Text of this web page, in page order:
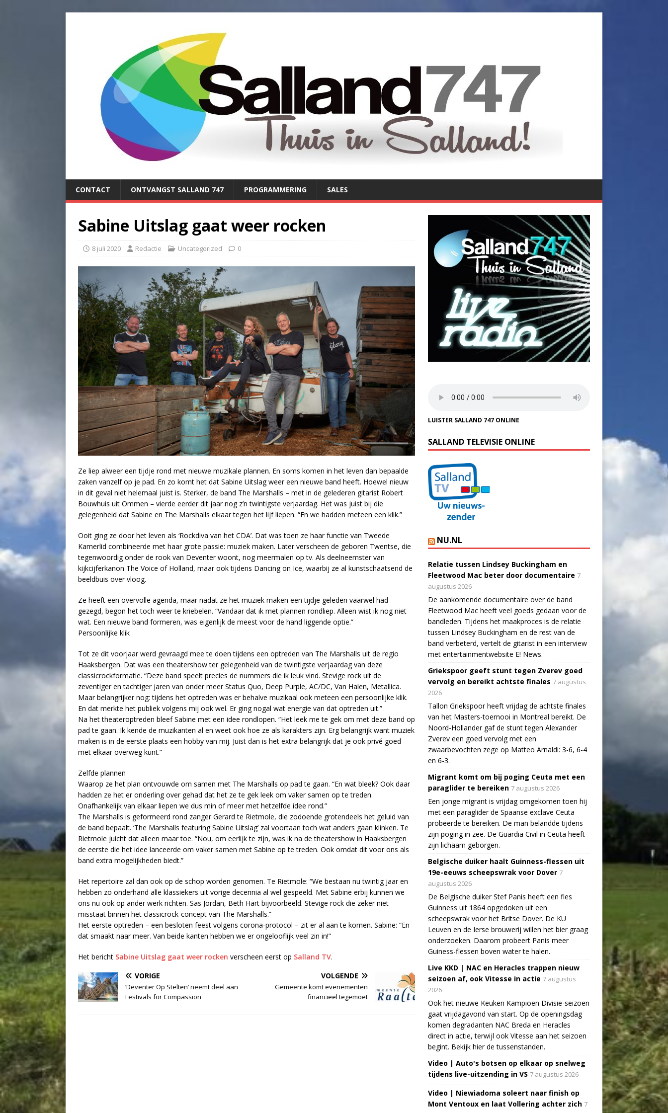
CONTACT ONTVANGST SALLAND 747 PROGRAMMERING SALES
Sabine Uitslag gaat weer rocken
8 juli 2020 Redactie Uncategorized 0
Ze liep alweer een tijdje rond met nieuwe muzikale plannen. En soms komen in het leven dan bepaalde
zaken vanzelf op je pad. En zo komt het dat Sabine Uitslag weer een nieuwe band heeft. Hoewel nieuw
in dit geval niet helemaal juist is. Sterker, de band The Marshalls – met in de gelederen gitarist Robert
Bouwhuis uit Ommen – vierde eerder dit jaar nog z’n twintigste verjaardag. Het was juist bij die
gelegenheid dat Sabine en The Marshalls elkaar tegen het lijf liepen. “En we hadden meteen een klik.”
Ooit ging ze door het leven als ‘Rockdiva van het CDA’. Dat was toen ze haar functie van Tweede
Kamerlid combineerde met haar grote passie: muziek maken. Later verscheen de geboren Twentse, die
tegenwoordig onder de rook van Deventer woont, nog meermalen op tv. Als deelneemster van
kijkcijferkanon The Voice of Holland, maar ook tijdens Dancing on Ice, waarbij ze al kunstschaatsend de
beeldbuis over vloog.
Ze heeft een overvolle agenda, maar nadat ze het muziek maken een tijdje geleden vaarwel had
gezegd, begon het toch weer te kriebelen. “Vandaar dat ik met plannen rondliep. Alleen wist ik nog niet
wat. Een nieuwe band formeren, was eigenlijk de meest voor de hand liggende optie.”
Persoonlijke klik
Tot ze dit voorjaar werd gevraagd mee te doen tijdens een optreden van The Marshalls uit de regio
Haaksbergen. Dat was een theatershow ter gelegenheid van de twintigste verjaardag van deze
classicrockformatie. “Deze band speelt precies de nummers die ik leuk vind. Stevige rock uit de
zeventiger en tachtiger jaren van onder meer Status Quo, Deep Purple, AC/DC, Van Halen, Metallica.
Maar belangrijker nog: tijdens het optreden was er behalve muzikaal ook meteen een persoonlijke klik.
En dat merkte het publiek volgens mij ook wel. Er ging nogal wat energie van dat optreden uit.”
Na het theateroptreden bleef Sabine met een idee rondlopen. “Het leek me te gek om met deze band op
pad te gaan. Ik kende de muzikanten al en weet ook hoe ze als karakters zijn. Erg belangrijk want muziek
maken is in de eerste plaats een hobby van mij. Juist dan is het extra belangrijk dat je ook privé goed
met elkaar overweg kunt.”
Zelfde plannen
Waarop ze het plan ontvouwde om samen met The Marshalls op pad te gaan. “En wat bleek? Ook daar
hadden ze het er onderling over gehad dat het ze te gek leek om vaker samen op te treden.
Onafhankelijk van elkaar liepen we dus min of meer met hetzelfde idee rond.”
The Marshalls is geformeerd rond zanger Gerard te Rietmole, die zodoende grotendeels het geluid van
de band bepaalt. ‘The Marshalls featuring Sabine Uitslag’ zal voortaan toch wat anders gaan klinken. Te
Rietmole juicht dat alleen maar toe. “Nou, om eerlijk te zijn, was ik na de theatershow in Haaksbergen
de eerste die het idee lanceerde om vaker samen met Sabine op te treden. Ook omdat dit voor ons als
band extra mogelijkheden biedt.”
Het repertoire zal dan ook op de schop worden genomen. Te Rietmole: “We bestaan nu twintig jaar en
hebben zo onderhand alle klassiekers uit vorige decennia al wel gespeeld. Met Sabine erbij kunnen we
ons nu ook op ander werk richten. Sas Jordan, Beth Hart bijvoorbeeld. Stevige rock die zeker niet
misstaat binnen het classicrock-concept van The Marshalls.”
Het eerste optreden – een besloten feest volgens corona-protocol – zit er al aan te komen. Sabine: “En
dat smaakt naar meer. Van beide kanten hebben we er ongelooflijk veel zin in!”
Het bericht Sabine Uitslag gaat weer rocken verscheen eerst op Salland TV.
VORIGE
‘Deventer Op Stelten’ neemt deel aan
Festivals for Compassion
VOLGENDE
Gemeente komt evenementen
financiëel tegemoet
LUISTER SALLAND 747 ONLINE
SALLAND TELEVISIE ONLINE
NU.NL
Relatie tussen Lindsey Buckingham en
Fleetwood Mac beter door documentaire 7
augustus 2026
De aankomende documentaire over de band
Fleetwood Mac heeft veel goeds gedaan voor de
bandleden. Tijdens het maakproces is de relatie
tussen Lindsey Buckingham en de rest van de
band verbeterd, vertelt de gitarist in een interview
met entertainmentwebsite E! News.
Griekspoor geeft stunt tegen Zverev goed
vervolg en bereikt achtste finales 7 augustus
2026
Tallon Griekspoor heeft vrijdag de achtste finales
van het Masters-toernooi in Montreal bereikt. De
Noord-Hollander gaf de stunt tegen Alexander
Zverev een goed vervolg met een
zwaarbevochten zege op Matteo Arnaldi: 3-6, 6-4
en 6-3.
Migrant komt om bij poging Ceuta met een
paraglider te bereiken 7 augustus 2026
Een jonge migrant is vrijdag omgekomen toen hij
met een paraglider de Spaanse exclave Ceuta
probeerde te bereiken. De man belandde tijdens
zijn poging in zee. De Guardia Civil in Ceuta heeft
zijn lichaam geborgen.
Belgische duiker haalt Guinness-flessen uit
19e-eeuws scheepswrak voor Dover 7
augustus 2026
De Belgische duiker Stef Panis heeft een fles
Guinness uit 1864 opgedoken uit een
scheepswrak voor het Britse Dover. De KU
Leuven en de Ierse brouwerij willen het bier graag
onderzoeken. Daarom probeert Panis meer
Guiness-flessen boven water te halen.
Live KKD | NAC en Heracles trappen nieuw
seizoen af, ook Vitesse in actie 7 augustus
2026
Ook het nieuwe Keuken Kampioen Divisie-seizoen
gaat vrijdagavond van start. Op de openingsdag
komen degradanten NAC Breda en Heracles
direct in actie, terwijl ook Vitesse aan het seizoen
begint. Bekijk hier de tussenstanden.
Video | Auto's botsen op elkaar op snelweg
tijdens live-uitzending in VS 7 augustus 2026
Video | Niewiadoma soleert naar finish op
Mont Ventoux en laat Vollering achter zich 7